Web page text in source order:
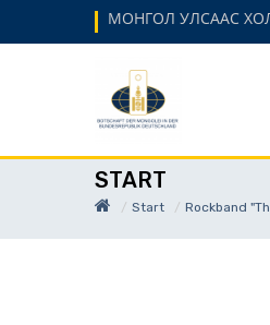
МОНГОЛ УЛСААС
START
Start Rockband